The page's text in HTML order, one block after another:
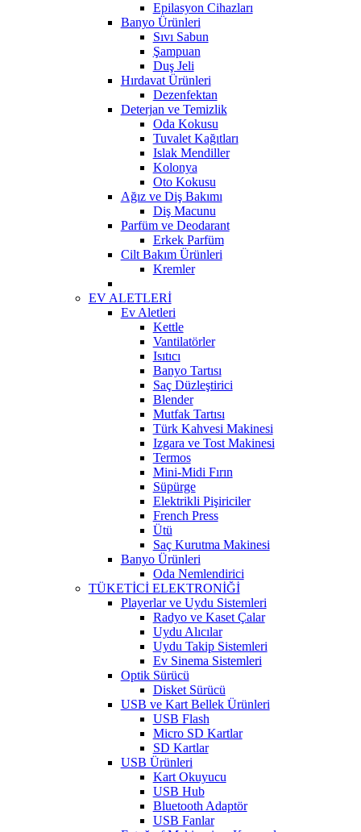
Epilasyon Cihazları
Banyo Ürünleri
Sıvı Sabun
Şampuan
Duş Jeli
Hırdavat Ürünleri
Dezenfektan
Deterjan ve Temizlik
Oda Kokusu
Tuvalet Kağıtları
Islak Mendiller
Kolonya
Oto Kokusu
Ağız ve Diş Bakımı
Diş Macunu
Parfüm ve Deodarant
Erkek Parfüm
Cilt Bakım Ürünleri
Kremler
EV ALETLERİ
Ev Aletleri
Kettle
Vantilatörler
Isıtıcı
Banyo Tartısı
Saç Düzleştirici
Blender
Mutfak Tartısı
Türk Kahvesi Makinesi
Izgara ve Tost Makinesi
Termos
Mini-Midi Fırın
Süpürge
Elektrikli Pişiriciler
French Press
Ütü
Saç Kurutma Makinesi
Banyo Ürünleri
Oda Nemlendirici
TÜKETİCİ ELEKTRONİĞİ
Playerlar ve Uydu Sistemleri
Radyo ve Kaset Çalar
Uydu Alıcılar
Uydu Takip Sistemleri
Ev Sinema Sistemleri
Optik Sürücü
Disket Sürücü
USB ve Kart Bellek Ürünleri
USB Flash
Micro SD Kartlar
SD Kartlar
USB Ürünleri
Kart Okuyucu
USB Hub
Bluetooth Adaptör
USB Fanlar